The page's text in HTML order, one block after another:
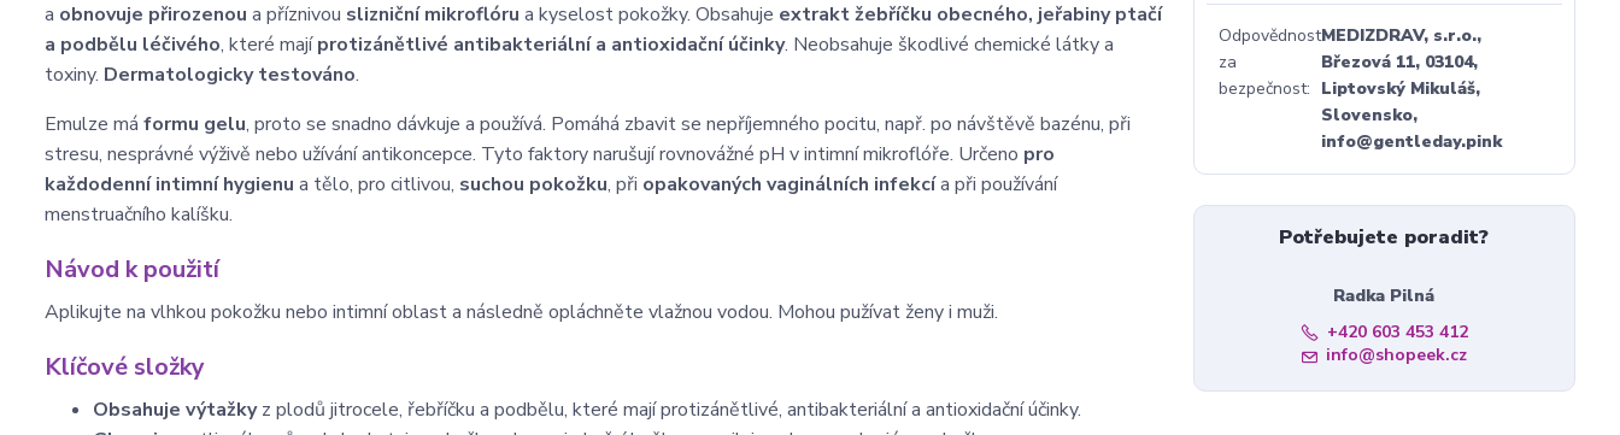
a obnovuje přirozenou a příznivou slizniční mikroflóru a kyselost pokožky. Obsahuje extrakt žebříčku obecného, jeřabiny ptačí
a podbělu léčivého, které majíprotizánětlivé antibakteriální a antioxidační účinky. Neobsahuje škodlivé chemické látky a
toxiny. Dermatologicky testováno.
Emulze má formu gelu, proto se snadno dávkuje a používá. Pomáhá zbavit se nepříjemného pocitu, např. po návštěvě bazénu, při
stresu, nesprávné výživě nebo užívání antikoncepce. Tyto faktory narušují rovnovážné pH v intimní mikroflóře. Určeno pro
každodenní intimní hygienu a tělo, pro citlivou, suchou pokožku, při opakovaných vaginálních infekcía při používání
menstruačního kalíšku.
Návod k použití
Aplikujte na vlhkou pokožku nebo intimní oblast a následně opláchněte vlažnou vodou. Mohou pužívat ženy i muži.
Klíčové složky
Obsahuje výtažkyz plodů jitrocele, řebříčku a podbělu, které mají protizánětlivé, antibakteriální a antioxidační účinky.
Odpovědnost
za
bezpečnost
MEDIZDRAV, s.r.o.,
Březová 11, 03104,
Liptovský Mikuláš,
Slovensko,
info@gentleday.pink
Potřebujete poradit?
Radka Pilná
+420 603 453 412
info@shopeek.cz